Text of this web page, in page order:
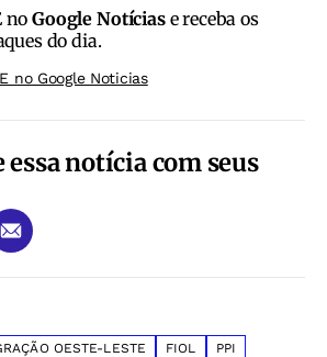
noGoogle Notíciase receba os
do dia.
no Google Noticias
notícia com seus
OESTE-LESTE FIOL
PPI